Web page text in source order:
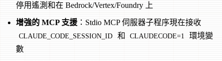
停用遙測和在 Bedrock/Vertex/Foundry 上
增強的 MCP 支援 ：Stdio MCP 伺服器子程序現在接收
CLAUDE_CODE_SESSION_ID 和 CLAUDECODE=1
環境變
數